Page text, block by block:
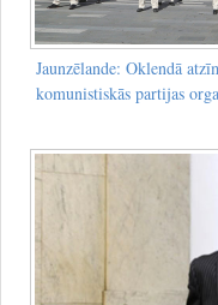
Jaunzēlande: Oklendā
komunistiskās partijas